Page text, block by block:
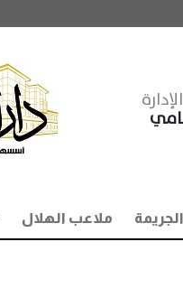
الجريمة ملاعب الهلال